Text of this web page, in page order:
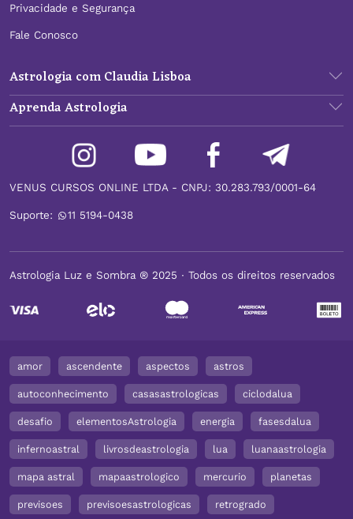
Privacidade e Segurança
Fale Conosco
Astrologia com Claudia Lisboa
Aprenda Astrologia
VENUS CURSOS ONLINE LTDA - CNPJ: 30.283.793/0001-64
Suporte: 11 5194-0438
Astrologia Luz e Sombra ® 2025 ∙ Todos os direitos reservados
amor ascendente aspectos astros
autoconhecimento casasastrologicas ciclodalua
desafio elementosAstrologia energia fasesdalua
infernoastral livrosdeastrologia lua luanaastrologia
mapa astral mapaastrologico mercurio planetas
previsoes previsoesastrologicas retrogrado